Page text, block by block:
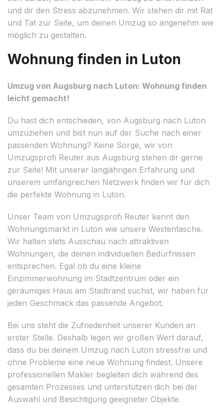
und dir den Stress abzunehmen. Wir stehen dir mit Rat
und Tat zur Seite, um deinen Umzug so angenehm wie
möglich zu gestalten.
Wohnung finden in Luton
Umzug von Augsburg nach Luton: Wohnung finden
leicht gemacht!
Du hast dich entschieden, von Augsburg nach Luton
umzuziehen und bist nun auf der Suche nach einer
passenden Wohnung? Keine Sorge, wir von
Umzugsprofi Reuter aus Augsburg stehen dir gerne
zur Seite! Mit unserer langjährigen Erfahrung und
unserem umfangreichen Netzwerk finden wir für dich
die perfekte Wohnung in Luton.
Unser Team von Umzugsprofi Reuter kennt den
Wohnungsmarkt in Luton wie unsere Westentasche.
Wir halten stets Ausschau nach attraktiven
Wohnungen, die deinen individuellen Bedürfnissen
entsprechen. Egal ob du eine kleine
Einzimmerwohnung im Stadtzentrum oder ein
geräumiges Haus am Stadtrand suchst, wir haben für
jeden Geschmack das passende Angebot.
Bei uns steht die Zufriedenheit unserer Kunden an
erster Stelle. Deshalb legen wir großen Wert darauf,
dass du bei deinem Umzug nach Luton stressfrei und
ohne Probleme eine neue Wohnung findest. Unsere
professionellen Makler begleiten dich während des
gesamten Prozesses und unterstützen dich bei der
Auswahl und Besichtigung geeigneter Objekte.